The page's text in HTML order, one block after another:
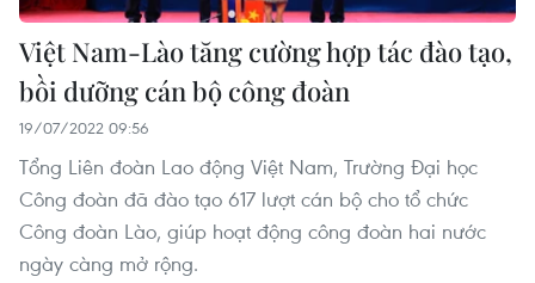
Việt Nam-Lào tăng cường hợp tác đào tạo,
bồi dưỡng cán bộ công đoàn
19/07/2022 09:56
Tổng Liên đoàn Lao động Việt Nam, Trường Đại học
Công đoàn đã đào tạo 617 lượt cán bộ cho tổ chức
Công đoàn Lào, giúp hoạt động công đoàn hai nước
ngày càng mở rộng.